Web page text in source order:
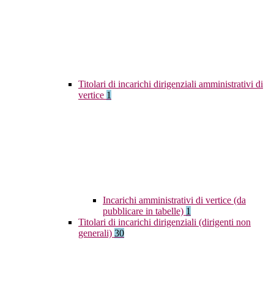
Titolari di incarichi dirigenziali amministrativi di
vertice 1
Incarichi amministrativi di vertice (da
pubblicare in tabelle) 1
Titolari di incarichi dirigenziali (dirigenti non
generali) 30